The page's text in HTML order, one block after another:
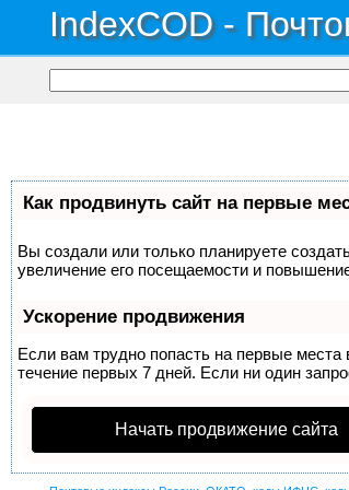
IndexCOD -
Как продвинуть сайт на первые
Вы создали или только планируете
увеличение его посещаемости и
Ускорение продвижения
Если вам трудно попасть на первые места
течение первых 7 дней. Если ни один
Начать продвижение сайта